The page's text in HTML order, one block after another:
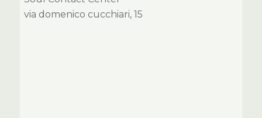
via domenico cucchiari, 15